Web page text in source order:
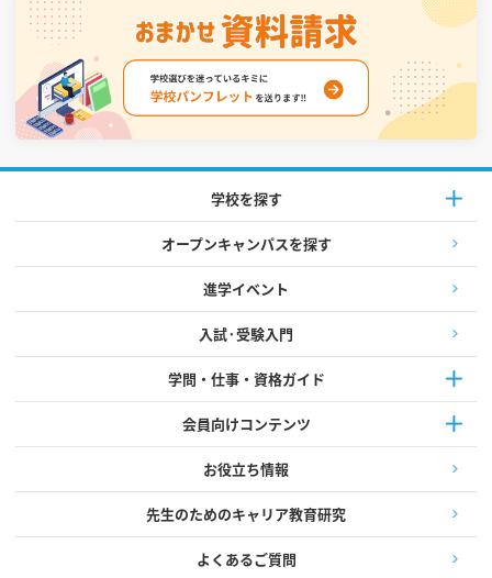
学校を探す
オープンキャンパスを探す
進学イベント
入試·受験入門
学問・仕事・資格ガイド
会員向けコンテンツ
お役立ち情報
先生のためのキャリア教育研究
よくあるご質問